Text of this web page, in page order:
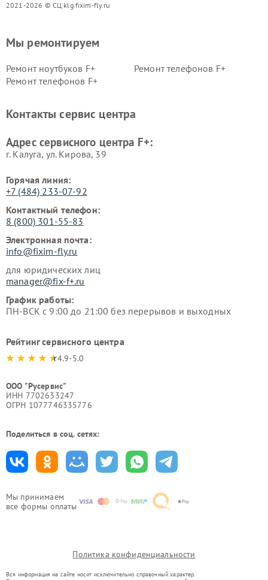
2021-2026 © СЦ klg.fixim-fly.ru
Мы принимаем
все формы оплаты
Мы ремонтируем
Ремонт ноутбуков F+
Ремонт телефонов F+
Ремонт телефонов F+
Контакты сервис центра
Адрес сервисного центра F+:
г. Калуга, ул. Кирова, 39
Горячая линия:
+7 (484) 233-07-92
Контактный телефон:
8 (800) 301-55-83
Электронная почта:
info@fixim-fly.ru
для юридических лиц
manager@fix-f+.ru
График работы:
ПН-ВСК с 9:00 до 21:00 без перерывов и выходных
Рейтинг сервисного центра
4.9-5.0
ООО "Русервис"
ИНН 7702633247
ОГРН 1077746335776
Поделиться в соц. сетях:
Политика конфиденциальности
Вся информация на сайте носит исключительно справочный характер.